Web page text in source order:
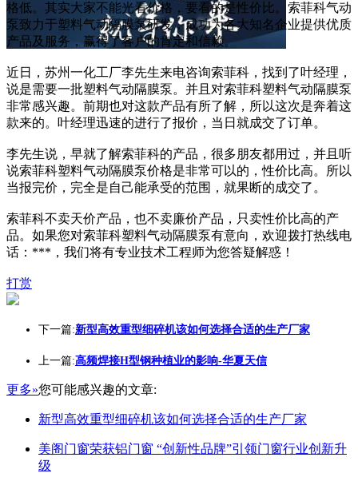
格低。其实大家不能光看价格，要看的是性价比。索菲科气动
泵致力于塑料气动隔膜泵研发，成功为各大知名企业提供优质
产品及服务，赢得了客户的肯定和信赖。
近日，苏州一化工厂李先生来电咨询索菲科，找到了叶经理，
说是需要一批塑料气动隔膜泵。并且对索菲科塑料气动隔膜泵
非常感兴趣。前期也对这款产品有所了解，所以这次是奔着这
款来的。叶经理迅速的进行了报价，当日就成交了订单。
李先生说，早就了解索菲科的产品，很多朋友都用过，并且听
说索菲科塑料气动隔膜泵价格是非常可以的，性价比高。所以
当报完价，完全是自己能承受的范围，就果断的成交了。
索菲科不卖天价产品，也不卖廉价产品，只卖性价比高的产
品。如果您对索菲科塑料气动隔膜泵有意向，欢迎拨打热线电
话：***，我们将有专业技术工程师为您答疑解惑！
打赏
下一篇:新型高效重型细碎机该如何选择合适的生产厂家
上一篇:高频焊接H型钢种植业的影响-华夏天信
更多»您可能感兴趣的文章:
新型高效重型细碎机该如何选择合适的生产厂家
美阁门窗荣获铝门窗 “创新性品牌”引领门窗行业创新升
级